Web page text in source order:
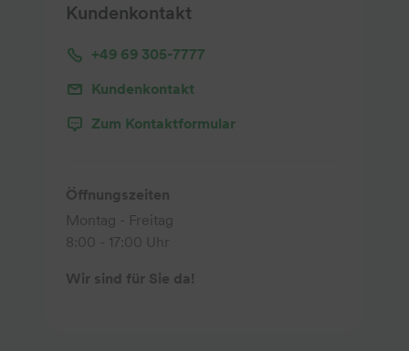
Kundenkontakt
+49 69 305-7777
Kundenkontakt
Zum Kontaktformular
Öffnungszeiten
Montag - Freitag
8:00 - 17:00 Uhr
Wir sind für Sie da!